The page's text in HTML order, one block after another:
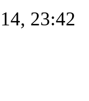
23:42